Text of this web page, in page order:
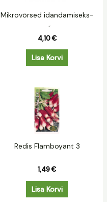
Mikrovõrsed idandamiseks-
redis
4,10€
Lisa Korvi
Redis Flamboyant 3
1,49€
Lisa Korvi